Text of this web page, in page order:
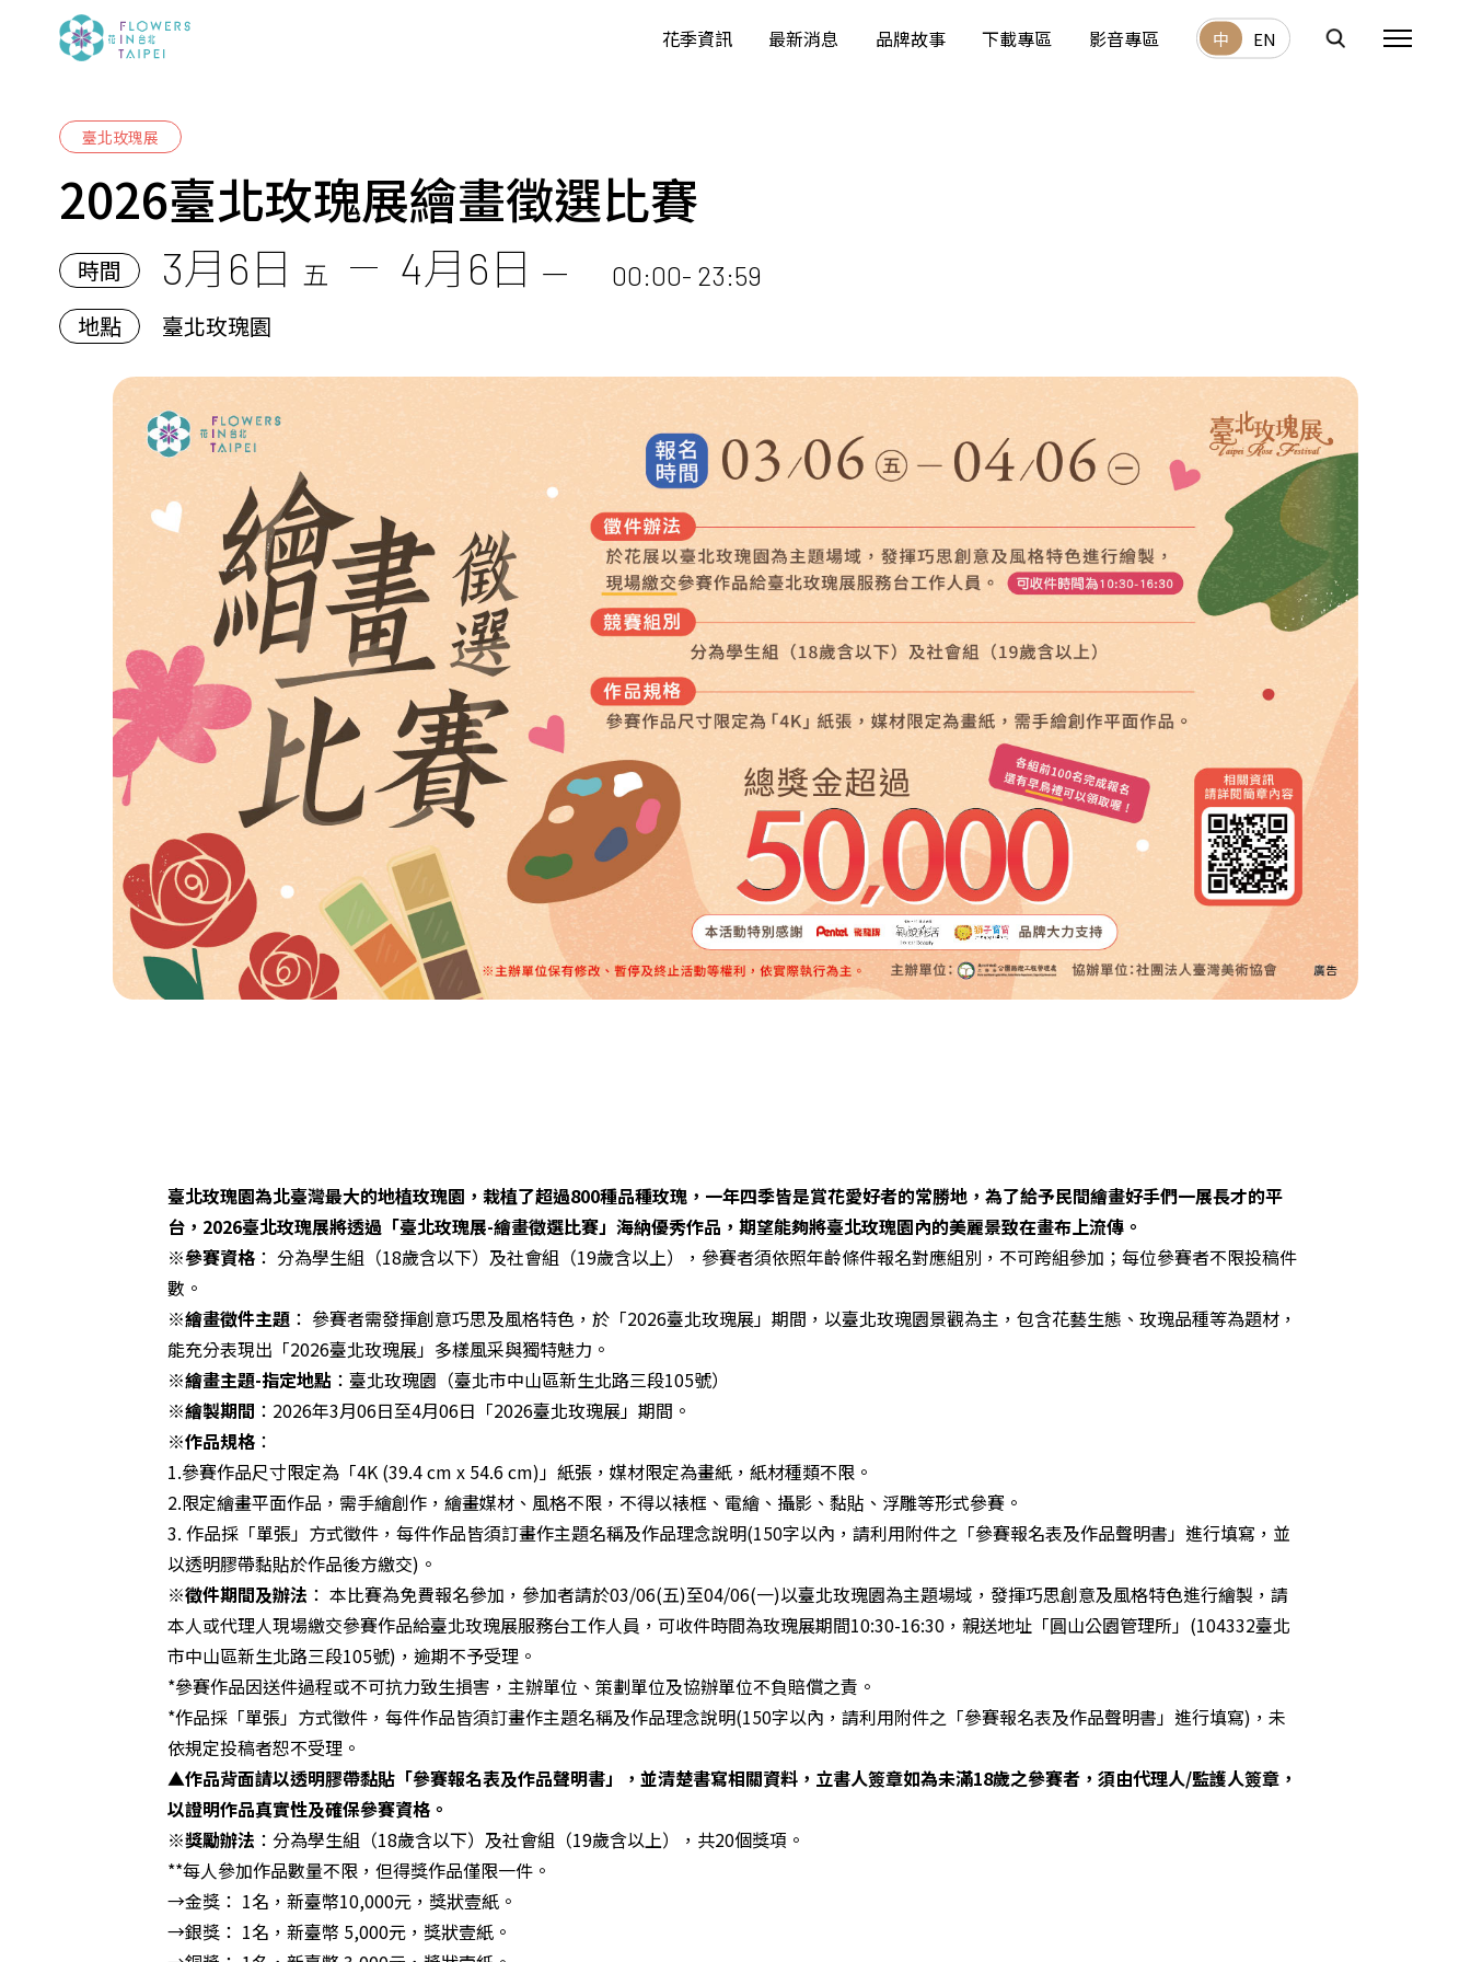
花季資訊 最新消息 品牌故事 下載專區 影音專區 中 EN
臺北玫瑰展
2026臺北玫瑰展繪畫徵選比賽
時間 3月6日 五 4月6日 一
00:00- 23:59
地點
臺北玫瑰園
臺北玫瑰園為北臺灣最大的地植玫瑰園，栽植了超過800種品種玫瑰，一年四季皆是賞花愛好者的常勝地，為了給予民間繪畫好手們一展長才的平
台，2026臺北玫瑰展將透過「臺北玫瑰展-繪畫徵選比賽」海納優秀作品，期望能夠將臺北玫瑰園內的美麗景致在畫布上流傳。
※參賽資格 ： 分為學生組（18歲含以下）及社會組（19歲含以上），參賽者須依照年齡條件報名對應組別，不可跨組參加；每位參賽者不限投稿件
數。
※繪畫徵件主題 ： 參賽者需發揮創意巧思及風格特色，於「2026臺北玫瑰展」期間，以臺北玫瑰園景觀為主，包含花藝生態、玫瑰品種等為題材，
能充分表現出「2026臺北玫瑰展」多樣風采與獨特魅力。
※繪畫主題-指定地點 ：臺北玫瑰園（臺北市中山區新生北路三段105號）
※繪製期間 ：2026年3月06日至4月06日「2026臺北玫瑰展」期間。
※作品規格 ：
1.參賽作品尺寸限定為「4K (39.4 cm x 54.6 cm)」紙張，媒材限定為畫紙，紙材種類不限。
2.限定繪畫平面作品，需手繪創作，繪畫媒材、風格不限，不得以裱框、電繪、攝影、黏貼、浮雕等形式參賽。
3. 作品採「單張」方式徵件，每件作品皆須訂畫作主題名稱及作品理念說明(150字以內，請利用附件之「參賽報名表及作品聲明書」進行填寫，並
以透明膠帶黏貼於作品後方繳交)。
※徵件期間及辦法 ： 本比賽為免費報名參加，參加者請於03/06(五)至04/06(一)以臺北玫瑰園為主題場域，發揮巧思創意及風格特色進行繪製，請
本人或代理人現場繳交參賽作品給臺北玫瑰展服務台工作人員，可收件時間為玫瑰展期間10:30-16:30，親送地址「圓山公園管理所」(104332臺北
市中山區新生北路三段105號)，逾期不予受理。
*參賽作品因送件過程或不可抗力致生損害，主辦單位、策劃單位及協辦單位不負賠償之責。
*作品採「單張」方式徵件，每件作品皆須訂畫作主題名稱及作品理念說明(150字以內，請利用附件之「參賽報名表及作品聲明書」進行填寫)，未
依規定投稿者恕不受理。
▲作品背面請以透明膠帶黏貼「參賽報名表及作品聲明書」，並清楚書寫相關資料，立書人簽章如為未滿18歲之參賽者，須由代理人/監護人簽章，
以證明作品真實性及確保參賽資格。
※獎勵辦法 ：分為學生組（18歲含以下）及社會組（19歲含以上），共20個獎項。
**每人參加作品數量不限，但得獎作品僅限一件。
→金獎： 1名，新臺幣10,000元，獎狀壹紙。
→銀獎： 1名，新臺幣 5,000元，獎狀壹紙。